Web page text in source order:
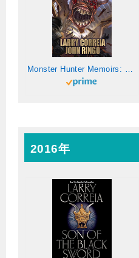
Monster Hunter Memoirs: Saints (English Edition)
2016年